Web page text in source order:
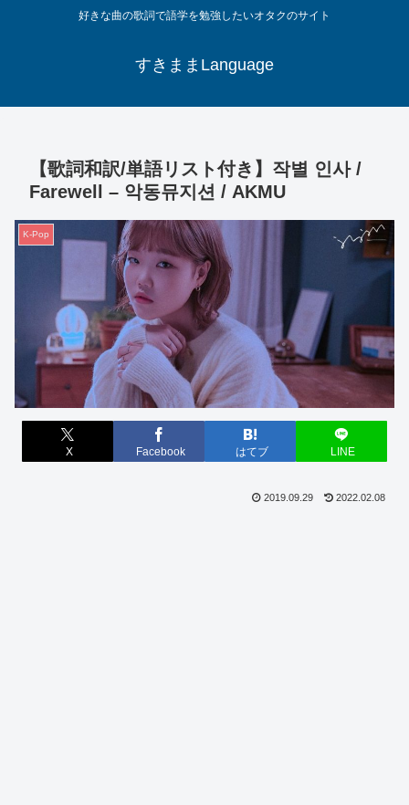
好きな曲の歌詞で語学を勉強したいオタクのサイト
すきままLanguage
【歌詞和訳/単語リスト付き】작별 인사 /
Farewell – 악동뮤지션 / AKMU
K-Pop
X Facebook はてブ LINE
2019.09.29 2022.02.08